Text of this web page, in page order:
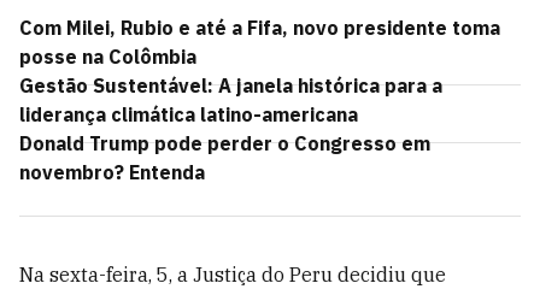
Com Milei, Rubio e até a Fifa, novo presidente toma
posse na Colômbia
Gestão Sustentável: A janela histórica para a
liderança climática latino-americana
Donald Trump pode perder o Congresso em
novembro? Entenda
Na sexta-feira, 5, a Justiça do Peru decidiu que